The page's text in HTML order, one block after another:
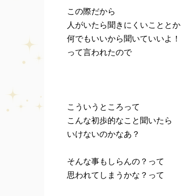
この際だから
人がいたら聞きにくいこととか
何でもいいから聞いていいよ！
って言われたので
こういうところって
こんな初歩的なこと聞いたら
いけないのかなあ？
そんな事もしらんの？って
思われてしまうかな？って